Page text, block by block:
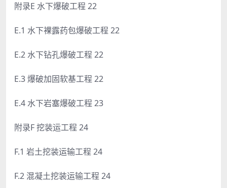
附录E 水下爆破工程 22
E.1 水下裸露药包爆破工程 22
E.2 水下钻孔爆破工程 22
E.3 爆破加固软基工程 22
E.4 水下岩塞爆破工程 23
附录F 挖装运工程 24
F.1 岩土挖装运输工程 24
F.2 混凝土挖装运输工程 24